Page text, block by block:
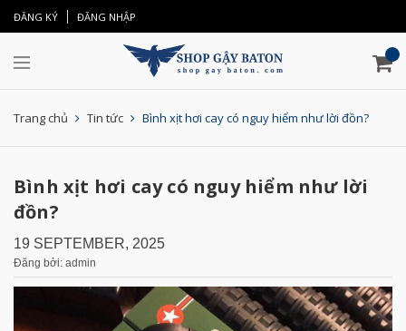
ĐĂNG KÝ ĐĂNG NHẬP
Trang chủ Tin tức Bình xịt hơi cay có nguy hiểm như lời đồn?
Bình xịt hơi cay có nguy hiểm như lời
đồn?
19 SEPTEMBER, 2025
Đăng bởi: admin